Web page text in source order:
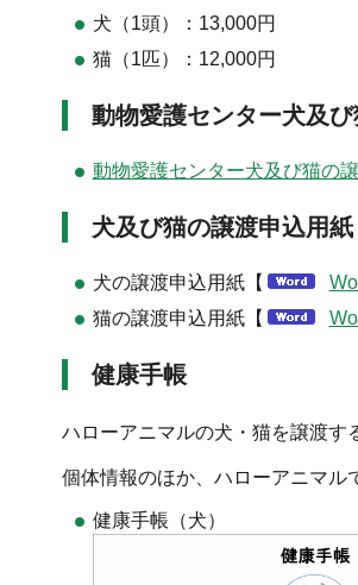
犬（1頭）：13,000円
猫（1匹）：12,000円
動物愛護センター犬及
動物愛護センター犬及び猫の
犬及び猫の譲渡申込用紙
犬の譲渡申込用紙【
猫の譲渡申込用紙【
健康手帳
ハローアニマルの犬・猫を譲渡す
個体情報のほか、ハローアニマル
健康手帳（犬）